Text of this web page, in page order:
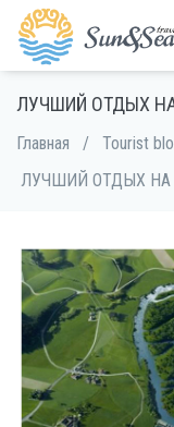
ЛУЧШИЙ ОТДЫХ
Главная / Tourist
ЛУЧШИЙ ОТДЫХ НА